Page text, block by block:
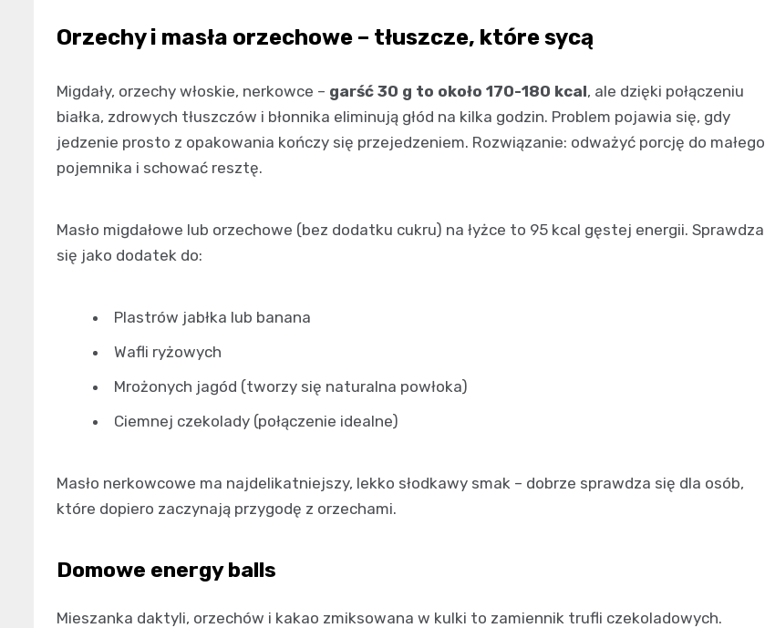
Orzechy i masła orzechowe – tłuszcze, które sycą
Migdały, orzechy włoskie, nerkowce – garść 30 g to około 170-180 kcal, ale dzięki połączeniu
białka, zdrowych tłuszczów i błonnika eliminują głód na kilka godzin. Problem pojawia się, gdy
jedzenie prosto z opakowania kończy się przejedzeniem. Rozwiązanie: odważyć porcję do małego
pojemnika i schować resztę.
Masło migdałowe lub orzechowe (bez dodatku cukru) na łyżce to 95 kcal gęstej energii. Sprawdza
się jako dodatek do:
Plastrów jabłka lub banana
Wafli ryżowych
Mrożonych jagód (tworzy się naturalna powłoka)
Ciemnej czekolady (połączenie idealne)
Masło nerkowcowe ma najdelikatniejszy, lekko słodkawy smak – dobrze sprawdza się dla osób,
które dopiero zaczynają przygodę z orzechami.
Domowe energy balls
Mieszanka daktyli, orzechów i kakao zmiksowana w kulki to zamiennik trufli czekoladowych.